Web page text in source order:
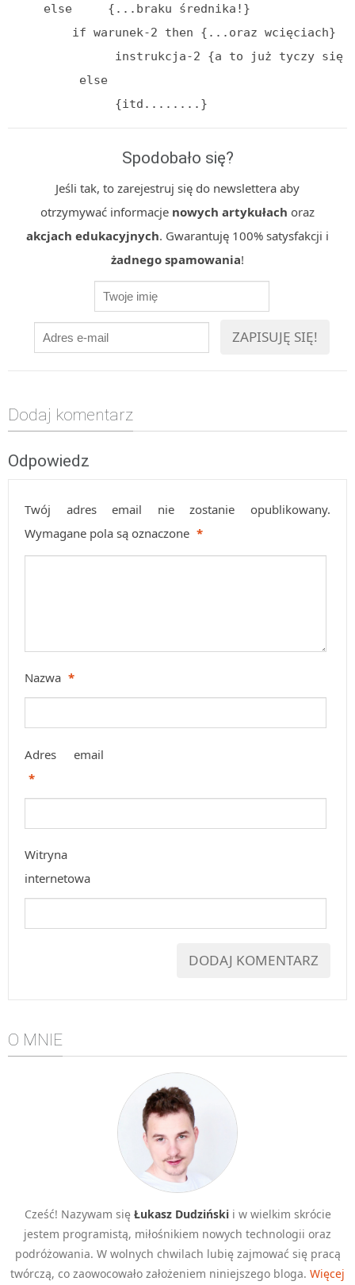
     else     {...braku średnika!}
         if warunek-2 then {...oraz wcięciach}
instrukcja-2 {a to już tyczy się
          else
               {itd........}
Spodobało się?
Jeśli tak, to zarejestruj się do newslettera aby
otrzymywać informacje nowych artykułach oraz
akcjach edukacyjnych. Gwarantuję 100% satysfakcji i
żadnego spamowania!
Dodaj komentarz
Odpowiedz
Twój adres email nie zostanie opublikowany.
Wymagane pola są oznaczone *
Nazwa *
Adres email
*
Witryna
internetowa
O MNIE
Cześć! Nazywam się Łukasz Dudzińskii w wielkim skrócie
jestem programistą, miłośnikiem nowych technologii oraz
podróżowania. W wolnych chwilach lubię zajmować się pracą
twórczą, co zaowocowało założeniem niniejszego bloga. Więcej